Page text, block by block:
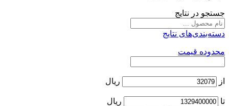
جستجو در نتایج
دسته‌بندی‌های نتایج
محدوده قیمت
از ریال
تا ریال